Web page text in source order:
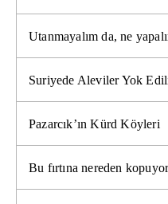
Utanmayalım da, ne
Suriyede Aleviler Yok
Pazarcık’ın Kürd Köyleri
Bu fırtına nereden